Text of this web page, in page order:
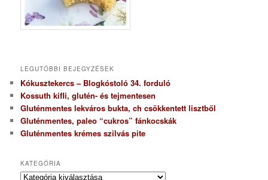
LEGUTÓBBI BEJEGYZÉSEK
Kókusztekercs – Blogkóstoló 34. forduló
Kossuth kifli, glutén- és tejmentesen
Gluténmentes lekváros bukta, ch csökkentett lisztből
Gluténmentes, paleo “cukros” fánkocskák
Gluténmentes krémes szilvás pite
KATEGÓRIA
K